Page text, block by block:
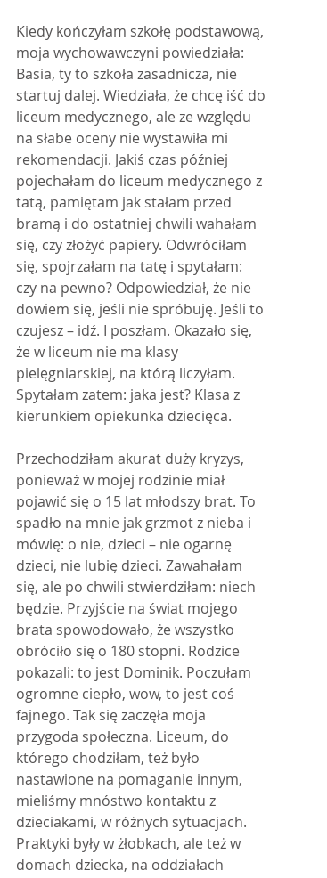
Kiedy kończyłam szkołę podstawową,
moja wychowawczyni powiedziała:
Basia, ty to szkoła zasadnicza, nie
startuj dalej. Wiedziała, że chcę iść do
liceum medycznego, ale ze względu
na słabe oceny nie wystawiła mi
rekomendacji. Jakiś czas później
pojechałam do liceum medycznego z
tatą, pamiętam jak stałam przed
bramą i do ostatniej chwili wahałam
się, czy złożyć papiery. Odwróciłam
się, spojrzałam na tatę i spytałam:
czy na pewno? Odpowiedział, że nie
dowiem się, jeśli nie spróbuję. Jeśli to
czujesz – idź. I poszłam. Okazało się,
że w liceum nie ma klasy
pielęgniarskiej, na którą liczyłam.
Spytałam zatem: jaka jest? Klasa z
kierunkiem opiekunka dziecięca.
Przechodziłam akurat duży kryzys,
ponieważ w mojej rodzinie miał
pojawić się o 15 lat młodszy brat. To
spadło na mnie jak grzmot z nieba i
mówię: o nie, dzieci – nie ogarnę
dzieci, nie lubię dzieci. Zawahałam
się, ale po chwili stwierdziłam: niech
będzie. Przyjście na świat mojego
brata spowodowało, że wszystko
obróciło się o 180 stopni. Rodzice
pokazali: to jest Dominik. Poczułam
ogromne ciepło, wow, to jest coś
fajnego. Tak się zaczęła moja
przygoda społeczna. Liceum, do
którego chodziłam, też było
nastawione na pomaganie innym,
mieliśmy mnóstwo kontaktu z
dzieciakami, w różnych sytuacjach.
Praktyki były w żłobkach, ale też w
domach dziecka, na oddziałach